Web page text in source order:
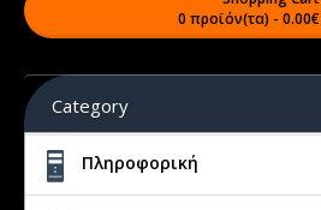
0 προϊόν(τα) - 0.00€
Category
Πληροφορική